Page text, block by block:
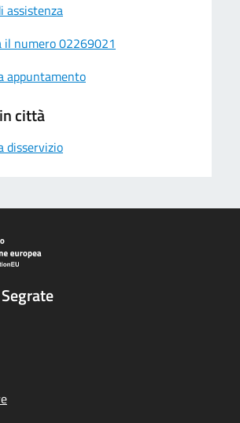
assistenza
il numero 02269021
appuntamento
città
disservizio